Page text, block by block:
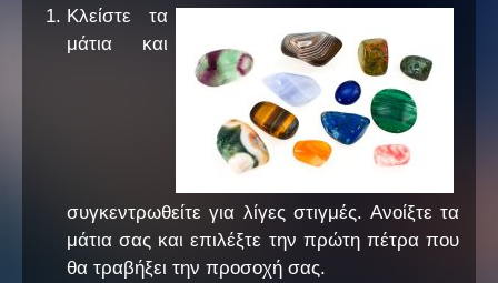
Κλείστε τα
μάτια και
συγκεντρωθείτε για λίγες στιγμές. Ανοίξτε τα
μάτια σας και επιλέξτε την πρώτη πέτρα που
θα τραβήξει την προσοχή σας.